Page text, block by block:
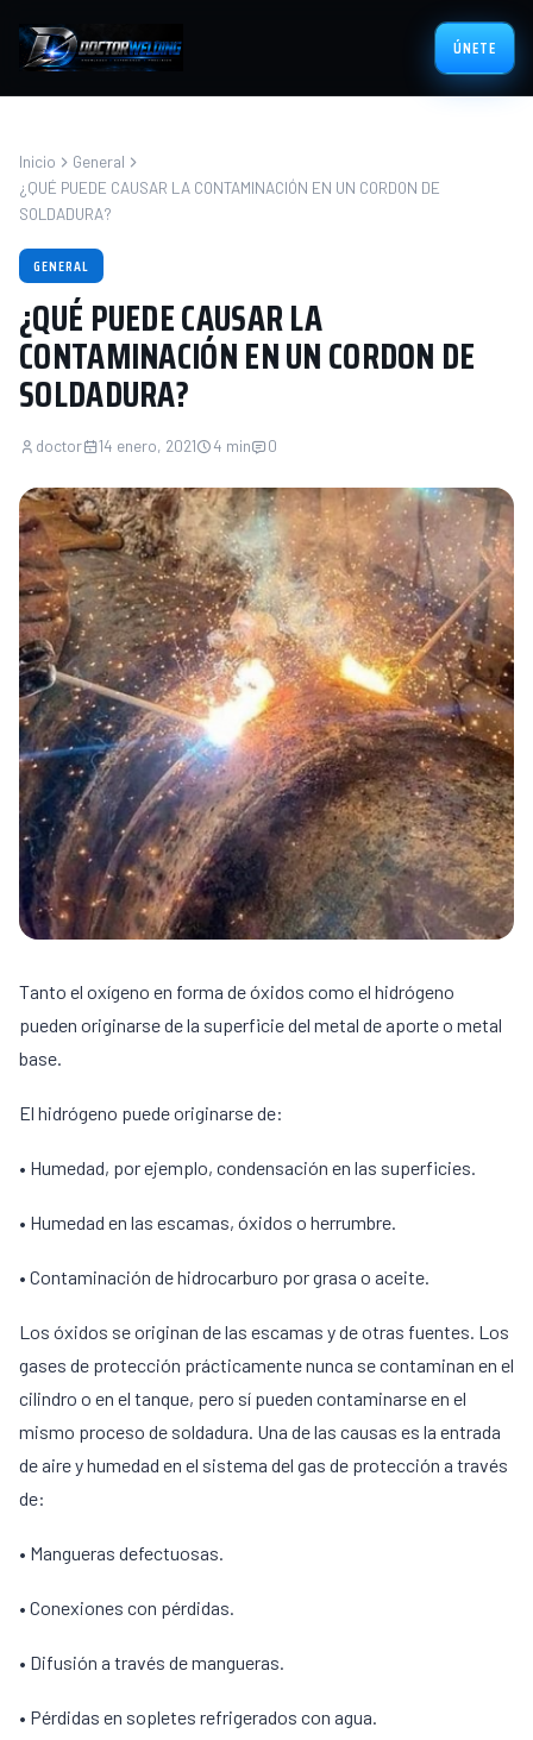
ÚNETE
Inicio
General
¿QUÉ PUEDE CAUSAR LA CONTAMINACIÓN EN UN CORDON DE
SOLDADURA?
GENERAL
¿QUÉ PUEDE CAUSAR LA
CONTAMINACIÓN EN UN CORDON DE
SOLDADURA?
doctor 14 enero, 2021 4 min 0
Tanto el oxígeno en forma de óxidos como el hidrógeno
pueden originarse de la superficie del metal de aporte o metal
base.
El hidrógeno puede originarse de:
• Humedad, por ejemplo, condensación en las superficies.
• Humedad en las escamas, óxidos o herrumbre.
• Contaminación de hidrocarburo por grasa o aceite.
Los óxidos se originan de las escamas y de otras fuentes. Los
gases de protección prácticamente nunca se contaminan en el
cilindro o en el tanque, pero sí pueden contaminarse en el
mismo proceso de soldadura. Una de las causas es la entrada
de aire y humedad en el sistema del gas de protección a través
de:
• Mangueras defectuosas.
• Conexiones con pérdidas.
• Difusión a través de mangueras.
• Pérdidas en sopletes refrigerados con agua.